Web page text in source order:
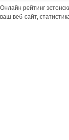
Онлайн рейтинг
ваш веб-сайт,